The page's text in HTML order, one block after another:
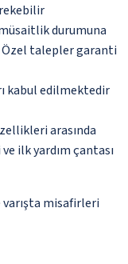
durumuna
Özel talepler garanti
kabul edilmektedir
arasında
ilk yardım çantası
varışta misafirleri